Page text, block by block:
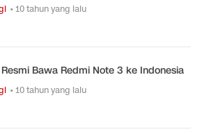
• 10 tahun yang lalu
Bawa Redmi Note 3 ke Indonesia
• 10 tahun yang lalu